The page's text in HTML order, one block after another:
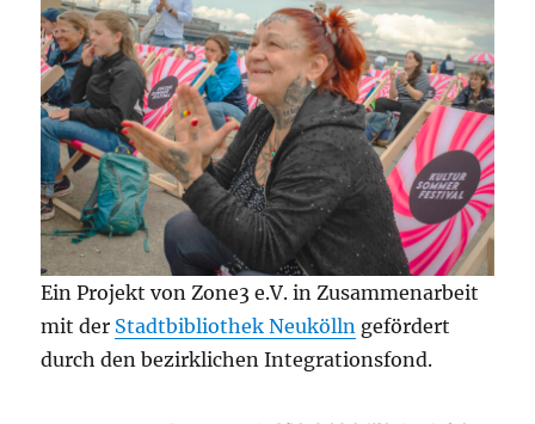
Ein Projekt von Zone3 e.V. in Zusammenarbeit
mit der Stadtbibliothek Neukölln gefördert
durch den bezirklichen Integrationsfond.